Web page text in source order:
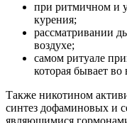
при ритмичном и
курения;
рассматривании
воздухе;
самом ритуале
которая бывает во
Также никотином
синтез дофаминовых и